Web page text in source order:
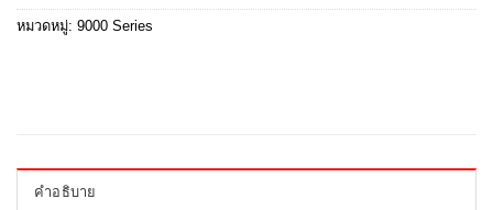
หมวดหมู่: 9000 Series
คำอธิบาย